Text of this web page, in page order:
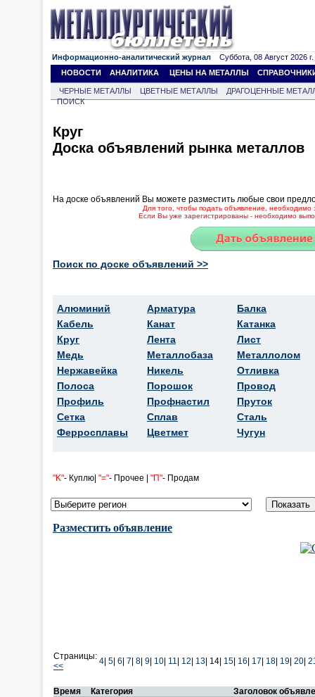
Информационно-аналитический журнал Суббота, 08 Август 2026 г.
НОВОСТИ
АНАЛИТИКА ЦЕНЫ НА МЕТАЛЛЫ
ЧЕРНЫЕ МЕТАЛЛЫ ЦВЕТНЫЕ МЕТАЛЛЫ
ДРАГОЦЕННЫЕ
ПОИСК
Круг
Доска объявлений рынка металлов
На доске объявлений Вы можете разместить любые свои
Для того, чтобы подать объявление, необходимо
Если Вы уже зарегистрированы - необходимо
Поиск по доске объявлений >>
Алюминий
Кабель
Круг
Медь
Нержавейка
Полоса
Профиль
Сетка
Ферросплавы
Арматура
Канат
Лента
Металлобаза
Никель
Порошок
Профнастил
Сплав
Цветмет
Балка
Катанка
Лист
Металлолом
Отливка
Провод
Пруток
Сталь
Чугун
"K"- Куплю| "="- Прочее | "П"- Продам
Разместить объявление
Страницы:
<<
4 5 6 7 8 9 10 11 12 13 14| 15 16 17 18 19 20
Время Категория
Заголовок